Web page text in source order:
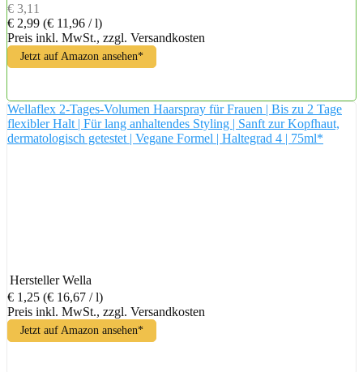
€ 3,11
€ 2,99 (€ 11,96 / l)
Preis inkl. MwSt., zzgl. Versandkosten
Jetzt auf Amazon ansehen*
Wellaflex 2-Tages-Volumen Haarspray für Frauen | Bis zu 2 Tage
flexibler Halt | Für lang anhaltendes Styling | Sanft zur Kopfhaut,
dermatologisch getestet | Vegane Formel | Haltegrad 4 | 75ml*
Hersteller Wella
€ 1,25 (€ 16,67 / l)
Preis inkl. MwSt., zzgl. Versandkosten
Jetzt auf Amazon ansehen*